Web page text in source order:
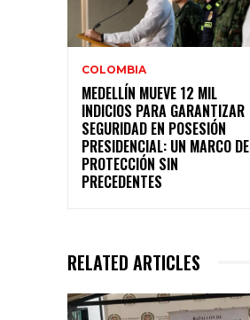
COLOMBIA
MEDELLÍN MUEVE 12 MIL
INDICIOS PARA GARANTIZAR
SEGURIDAD EN POSESIÓN
PRESIDENCIAL: UN MARCO DE
PROTECCIÓN SIN
PRECEDENTES
RELATED ARTICLES